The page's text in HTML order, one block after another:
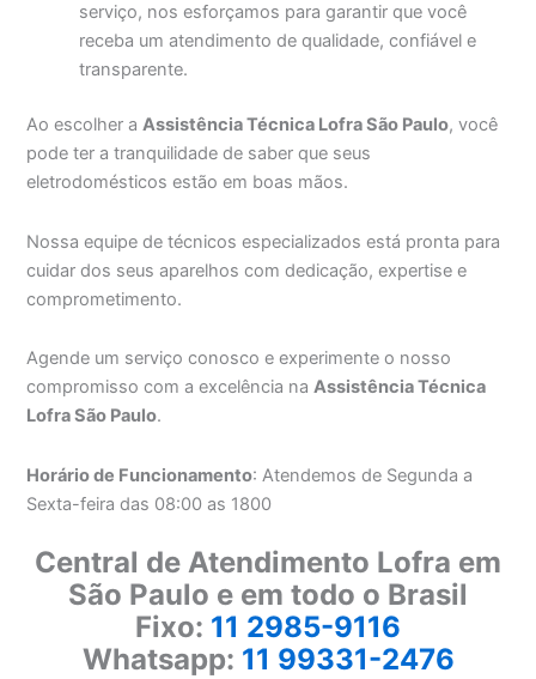
serviço, nos esforçamos para garantir que você
receba um atendimento de qualidade, confiável e
transparente.
Ao escolher aAssistência Técnica Lofra São Paulo, você
pode ter a tranquilidade de saber que seus
eletrodomésticos estão em boas mãos.
Nossa equipe de técnicos especializados está pronta para
cuidar dos seus aparelhos com dedicação, expertise e
comprometimento.
Agende um serviço conosco e experimente o nosso
compromisso com a excelência naAssistência Técnica
Lofra São Paulo.
Horário de Funcionamento: Atendemos de Segunda a
Sexta-feira das 08:00 as 1800
Central de Atendimento Lofra em
São Paulo e em todo o Brasil
Fixo: 11 2985-9116
Whatsapp: 11 99331-2476